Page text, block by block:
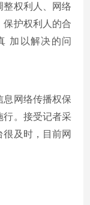
整权利人、网络
保护权利人的合
加以解决的问
网络传播权保
行。接受记者采
及时，目前网